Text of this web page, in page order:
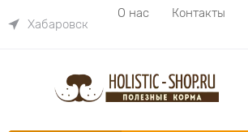
Хабаровск
О нас Контакты